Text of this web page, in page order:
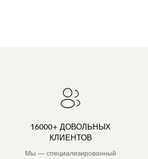
16000+ ДОВОЛЬНЫХ
КЛИЕНТОВ
Мы — специализированный